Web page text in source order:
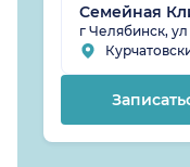
Семейная
г Челябинск,